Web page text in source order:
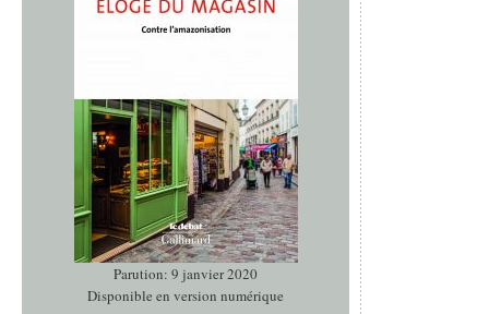
Parution: 9 janvier 2020
Disponible en version numérique